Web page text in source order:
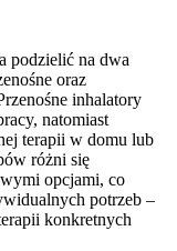
podzielić na dwa
oraz
inhalatory
natomiast
terapii w domu lub
różni się
opcjami, co
potrzeb –
konkretnych